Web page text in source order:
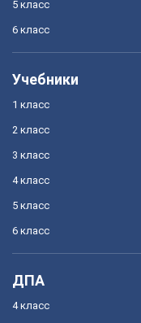
5 класс
6 класс
Учебники
1 класс
2 класс
3 класс
4 класс
5 класс
6 класс
ДПА
4 класс